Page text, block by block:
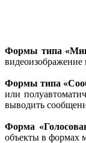
Формы типа
Формы типа
или
выводить
Форма
объекты в формах